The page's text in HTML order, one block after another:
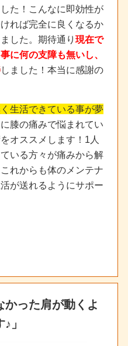
た！こんなに即効性が
れば完全に良くなるか
した。期待通り 現在で
に何の支障も無いし、
しました！本当に感謝の
生活できている事が夢
膝の痛みで悩まれてい
オススメします！1人
いる方々が痛みから解
れからも体のメンテナ
が送れるようにサポー
かった肩が動くよ
」